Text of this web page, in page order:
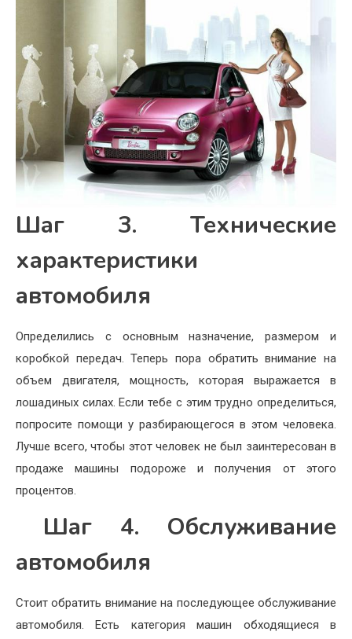
Шаг 3. Технические
характеристики
автомобиля
Определились с основным назначение, размером и
коробкой передач. Теперь пора обратить внимание на
объем двигателя, мощность, которая выражается в
лошадиных силах. Если тебе с этим трудно определиться,
попросите помощи у разбирающегося в этом человека.
Лучше всего, чтобы этот человек не был заинтересован в
продаже машины подороже и получения от этого
процентов.
Шаг 4. Обслуживание
автомобиля
Стоит обратить внимание на последующее обслуживание
автомобиля. Есть категория машин обходящиеся в